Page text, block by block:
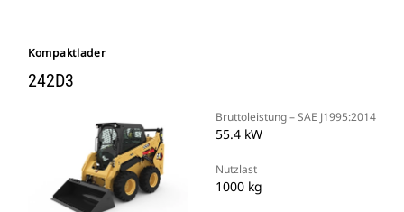
Kompaktlader
242D3
Bruttoleistung – SAE J1995:2014
55.4 kW
Nutzlast
1000 kg